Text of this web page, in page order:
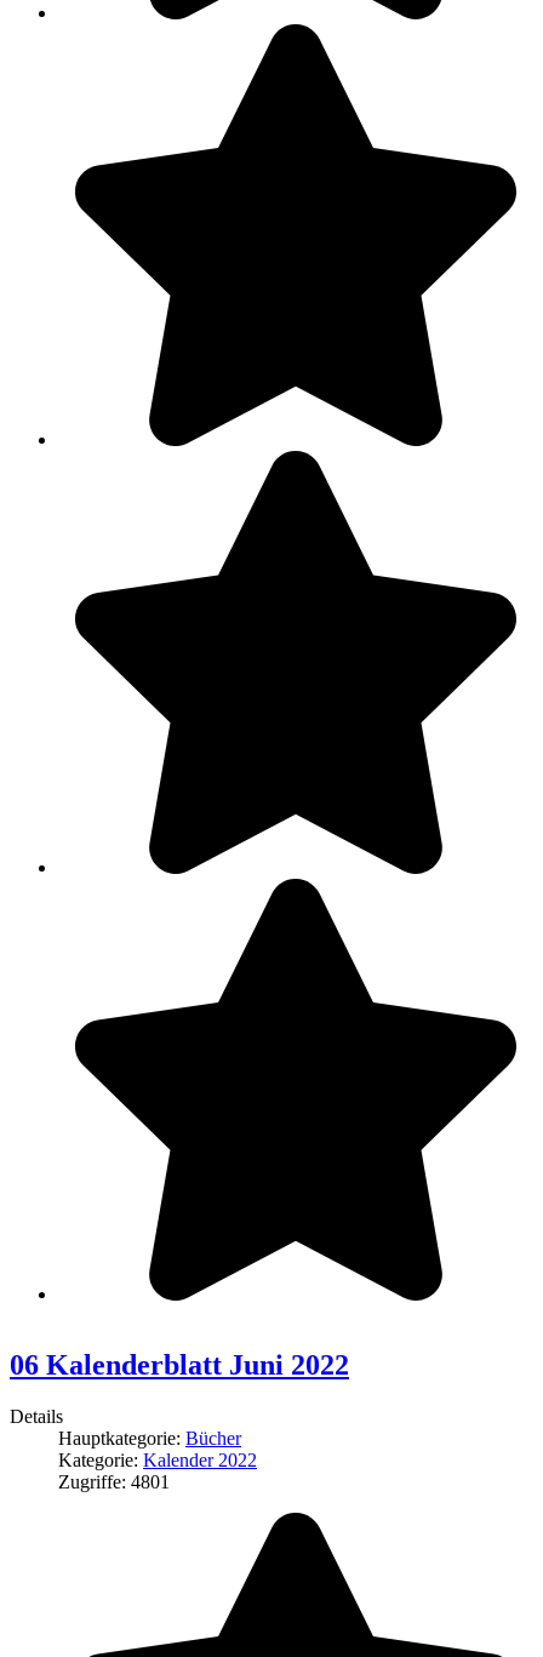
06 Kalenderblatt Juni 2022
Details
Hauptkategorie: Bücher
Kategorie: Kalender 2022
Zugriffe: 4801